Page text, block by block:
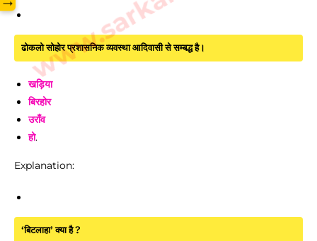
ढोकलो सोहोर प्रशासनिक व्यवस्था आदिवासी से सम्बद्ध है।
खड़िया
बिरहोर
उराँव
हो.
Explanation:
‘बिटलाहा’ क्या है ?